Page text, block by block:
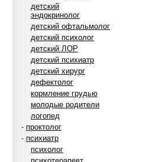
детский
эндокринолог
детский офтальмолог
детский психолог
детский ЛОР
детский психиатр
детский хирург
дефектолог
кормление грудью
молодые родители
логопед
- проктолог
- психиатр
психолог